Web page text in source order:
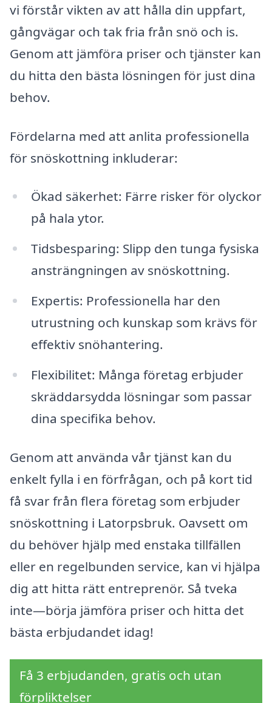
vi förstår vikten av att hålla din uppfart,
gångvägar och tak fria från snö och is.
Genom att jämföra priser och tjänster kan
du hitta den bästa lösningen för just dina
behov.
Fördelarna med att anlita professionella
för snöskottning inkluderar:
Ökad säkerhet: Färre risker för olyckor
på hala ytor.
Tidsbesparing: Slipp den tunga fysiska
ansträngningen av snöskottning.
Expertis: Professionella har den
utrustning och kunskap som krävs för
effektiv snöhantering.
Flexibilitet: Många företag erbjuder
skräddarsydda lösningar som passar
dina specifika behov.
Genom att använda vår tjänst kan du
enkelt fylla i en förfrågan, och på kort tid
få svar från flera företag som erbjuder
snöskottning i Latorpsbruk. Oavsett om
du behöver hjälp med enstaka tillfällen
eller en regelbunden service, kan vi hjälpa
dig att hitta rätt entreprenör. Så tveka
inte—börja jämföra priser och hitta det
bästa erbjudandet idag!
Få 3 erbjudanden, gratis och utan
förpliktelser